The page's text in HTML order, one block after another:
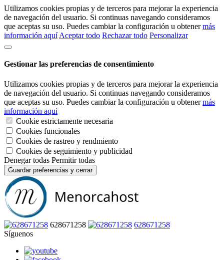
Utilizamos cookies propias y de terceros para mejorar la experiencia
de navegación del usuario. Si continuas navegando consideramos
que aceptas su uso. Puedes cambiar la configuración u obtenermás
información aquí Aceptar todo Rechazar todo Personalizar
Gestionar las preferencias de consentimiento
Utilizamos cookies propias y de terceros para mejorar la experiencia
de navegación del usuario. Si continuas navegando consideramos
que aceptas su uso. Puedes cambiar la configuración u obtenermás
información aquí
Cookie estrictamente necesaria
Cookies funcionales
Cookies de rastreo y rendmiento
Cookies de seguimiento y publicidad
Denegar todas Permitir todas
Guardar preferencias y cerrar
628671258
628671258
Síguenos